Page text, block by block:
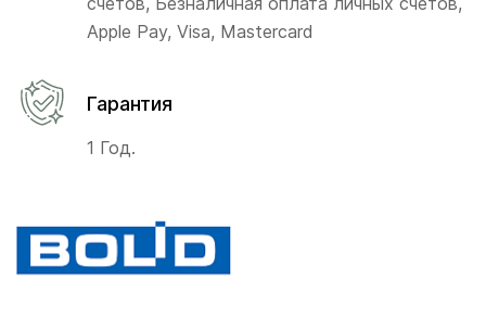
Apple Pay, Visa, Mastercard
Гарантия
1 Год.